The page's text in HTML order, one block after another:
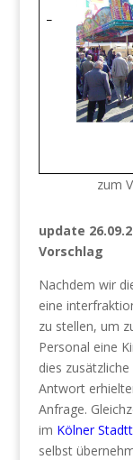
zum
update
Vorschlag
Nachdem wir
eine
zu stellen, um
Personal eine
dies
Antwort
Anfrage.
im Kölner
selbst